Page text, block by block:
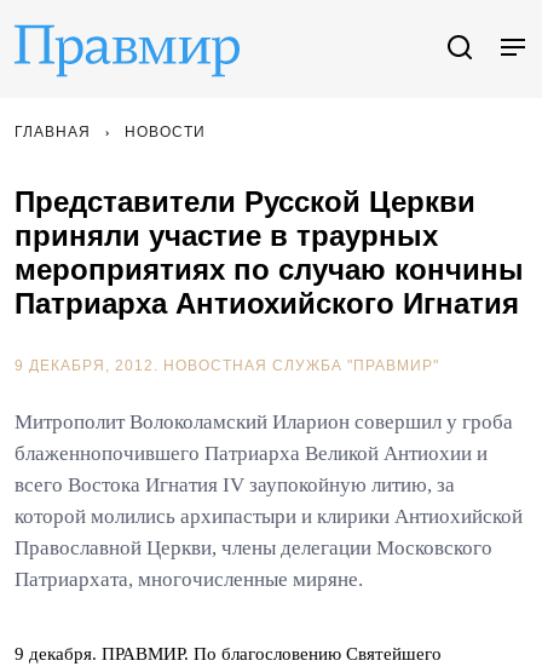
ГЛАВНАЯ НОВОСТИ
Представители Русской Церкви
приняли участие в траурных
мероприятиях по случаю кончины
Патриарха Антиохийского Игнатия
9 ДЕКАБРЯ, 2012. НОВОСТНАЯ СЛУЖБА "ПРАВМИР"
Митрополит Волоколамский Иларион совершил у гроба
блаженнопочившего Патриарха Великой Антиохии и
всего Востока Игнатия IV заупокойную литию, за
которой молились архипастыри и клирики Антиохийской
Православной Церкви, члены делегации Московского
Патриархата, многочисленные миряне.
9 декабря. ПРАВМИР. По благословению Святейшего